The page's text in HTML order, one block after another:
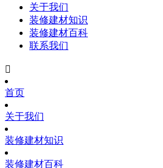
关于我们
装修建材知识
装修建材百科
联系我们

首页
关于我们
装修建材知识
装修建材百科